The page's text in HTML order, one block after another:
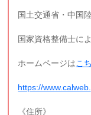
国土交通省・中国
国家資格整備士に
ホームページはこ
https://
《住所》